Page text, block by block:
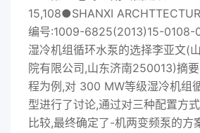
15,108●SHANXI
编号:1009-6825(2013)15-0108-
湿冷机组循环水泵的选择李亚文(
院有限公司,山东济南250013)摘
程为例,对 300 MW等级湿冷机组
型进行了讨论,通过对三种配置方
比较,最终确定了-机两变频泵的方